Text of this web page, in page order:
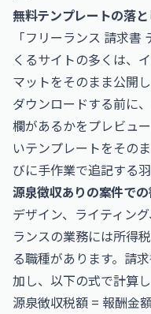
無料テンプレートの落
「フリーランス 請求
くるサイトの多くは、
マットをそのまま公開
ダウンロードする前に
欄があるかをプレビュ
いテンプレートをその
びに手作業で追記する羽
源泉徴収ありの案件で
デザイン、ライティン
ランスの業務には所得
る職種があります。請
加し、以下の式で計算し
源泉徴収税額 = 報酬金